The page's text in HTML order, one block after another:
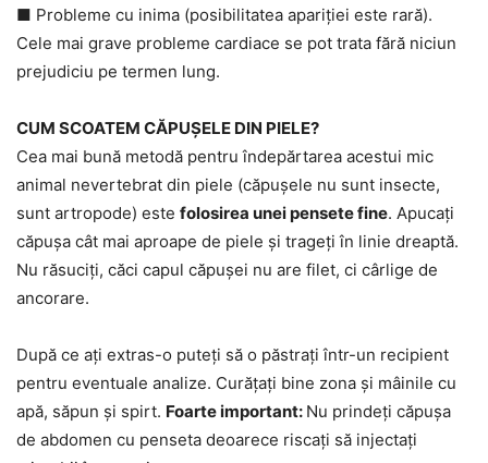
■ Probleme cu inima (posibilitatea apariției este rară).
Cele mai grave probleme cardiace se pot trata fără niciun
prejudiciu pe termen lung.
CUM SCOATEM CĂPUȘELE DIN PIELE?
Cea mai bună metodă pentru îndepărtarea acestui mic
animal nevertebrat din piele (căpușele nu sunt insecte,
sunt artropode) este folosirea unei pensete fine. Apucați
căpușa cât mai aproape de piele și trageți în linie dreaptă.
Nu răsuciți, căci capul căpușei nu are filet, ci cârlige de
ancorare.
După ce ați extras-o puteți să o păstrați într-un recipient
pentru eventuale analize. Curățați bine zona și mâinile cu
apă, săpun și spirt. Foarte important: Nu prindeți căpușa
de abdomen cu penseta deoarece riscați să injectați